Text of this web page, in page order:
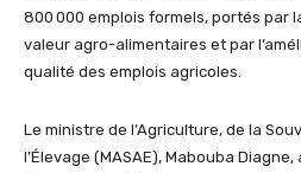
800 000 emplois formels, portés par
valeur agro-alimentaires et par
qualité des emplois agricoles.
Le ministre de l’Agriculture, de la
l’Élevage (MASAE), Mabouba